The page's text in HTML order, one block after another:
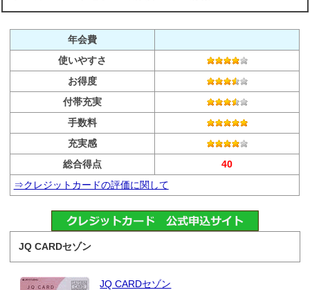
年会費
使いやすさ
お得度
付帯充実
手数料
充実感
総合得点
40
⇒クレジットカードの評価に関して
JQ CARDセゾン
JQ CARDセゾン